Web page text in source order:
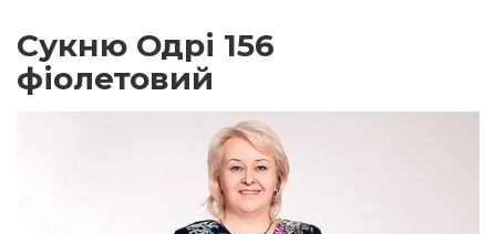
Сукню Одрі 156
фіолетовий